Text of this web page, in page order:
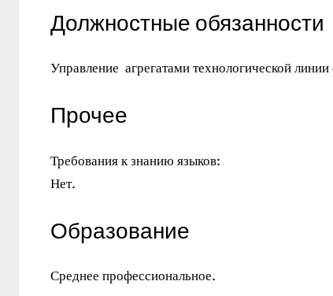
Должностные обязанности
Управление агрегатами технологической линии
Прочее
Требования к знанию языков:
Нет.
Образование
Среднее профессиональное.